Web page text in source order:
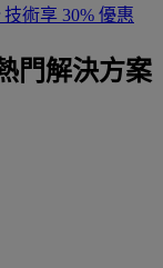
技術享 30% 優惠
門解決方案